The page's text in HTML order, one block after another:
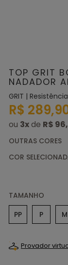
TOP GRIT
NADADOR
GRIT |
R$
ou 3xde R$
OUTRAS CORES
TAMANHO
PP
P M
Provador